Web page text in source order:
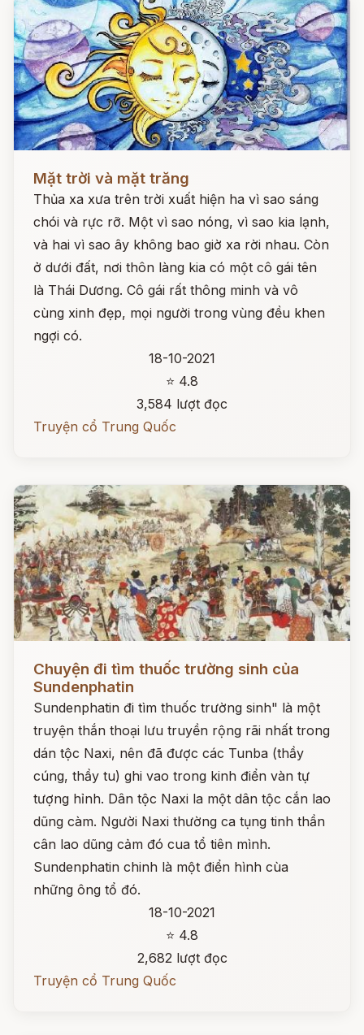
Mặt trời và mặt trăng
Thủa xa xưa trên trời xuất hiện ha vì sao sáng
chói và rực rỡ. Một vì sao nóng, vì sao kia lạnh,
và hai vì sao ây không bao giờ xa rời nhau. Còn
ở dưới đất, nơi thôn làng kia có một cô gái tên
là Thái Dương. Cô gái rất thông minh và vô
cùng xinh đẹp, mọi người trong vùng đều khen
ngợi có.
18-10-2021
⭐ 4.8
3,584 lượt đọc
Truyện cổ Trung Quốc
Chuyện đi tìm thuốc trường sinh của
Sundenphatin
Sundenphatin đi tìm thuốc trường sinh" là một
truyện thắn thoại lưu truyền rộng rãi nhất trong
dán tộc Naxi, nên đã được các Tunba (thầy
cúng, thầy tu) ghi vao trong kinh điển vàn tự
tượng hỉnh. Dân tộc Naxi la một dân tộc cắn lao
dũng càm. Người Naxi thường ca tụng tinh thần
cân lao dũng cảm đó cua tổ tiên mình.
Sundenphatin chinh là một điển hình cùa
những ông tổ đó.
18-10-2021
⭐ 4.8
2,682 lượt đọc
Truyện cổ Trung Quốc